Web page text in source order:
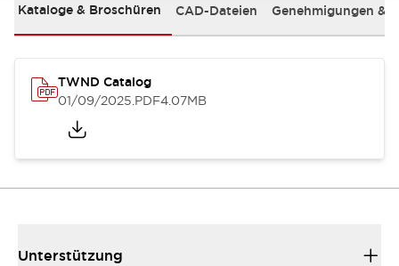
Kataloge & Broschüren CAD-Dateien Genehmigungen &
TWND Catalog
01/09/2025.PDF4.07MB
Unterstützung